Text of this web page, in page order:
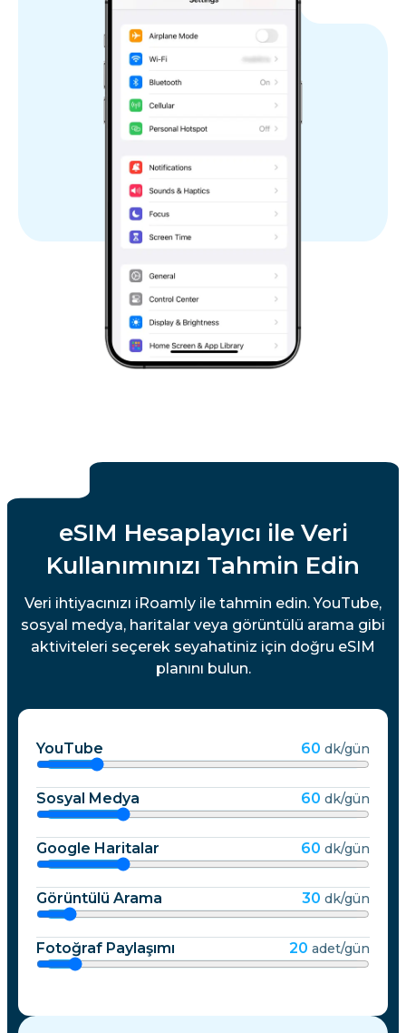
eSIM Hesaplayıcı ile Veri
Kullanımınızı Tahmin Edin
Veri ihtiyacınızı iRoamly ile tahmin edin. YouTube,
sosyal medya, haritalar veya görüntülü arama gibi
aktiviteleri seçerek seyahatiniz için doğru eSIM
planını bulun.
YouTube 60 dk/gün
Sosyal Medya 60 dk/gün
Google Haritalar 60 dk/gün
Görüntülü Arama 30 dk/gün
Fotoğraf Paylaşımı 20 adet/gün